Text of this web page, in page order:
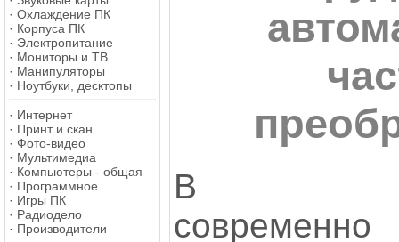
· Охлаждение ПК
· Корпуса ПК
· Электропитание
· Мониторы и ТВ
· Манипуляторы
· Ноутбуки, десктопы
· Интернет
· Принт и скан
· Фото-видео
· Мультимедиа
· Компьютеры - общая
· Программное
· Игры ПК
· Радиодело
· Производители
В
современно